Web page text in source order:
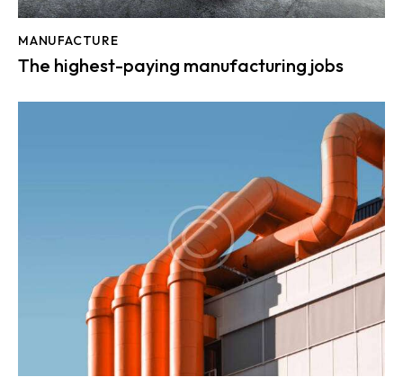
MANUFACTURE
The highest-paying manufacturing jobs